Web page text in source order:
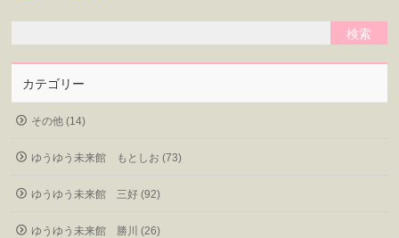
カテゴリー
その他 (14)
ゆうゆう未来館 もとしお (73)
ゆうゆう未来館 三好 (92)
ゆうゆう未来館 勝川 (26)